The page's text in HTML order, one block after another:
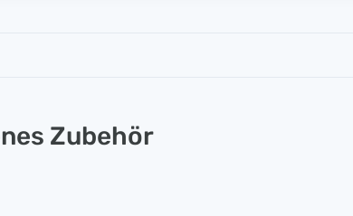
Zubehör